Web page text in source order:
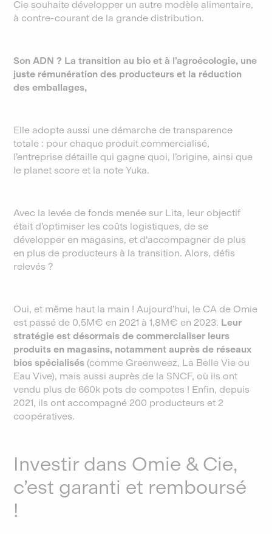
Cie souhaite développer un autre modèle alimentaire,
à contre-courant de la grande distribution.
Son ADN ? La transition au bio et à l’agroécologie, une
juste rémunération des producteurs et la réduction
des emballages,
Elle adopte aussi une démarche de transparence
totale : pour chaque produit commercialisé,
l’entreprise détaille qui gagne quoi, l’origine, ainsi que
le planet score et la note Yuka.
Avec la levée de fonds menée sur Lita, leur objectif
était d’optimiser les coûts logistiques, de se
développer en magasins, et d'accompagner de plus
en plus de producteurs à la transition. Alors, défis
relevés ?
Oui, et même haut la main ! Aujourd’hui, le CA de Omie
est passé de 0,5M€ en 2021 à 1,8M€ en 2023. Leur
stratégie est désormais de commercialiser leurs
produits en magasins, notamment auprès de réseaux
bios spécialisés (comme Greenweez, La Belle Vie ou
Eau Vive), mais aussi auprès de la SNCF, où ils ont
vendu plus de 660k pots de compotes ! Enfin, depuis
2021, ils ont accompagné 200 producteurs et 2
coopératives.
Investir dans Omie & Cie,
c’est garanti et remboursé
!